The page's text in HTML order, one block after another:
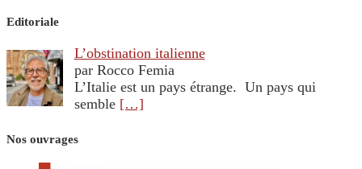
Editoriale
L’obstination italienne
par Rocco Femia
L’Italie est un pays étrange. Un pays qui
semble […]
Nos ouvrages